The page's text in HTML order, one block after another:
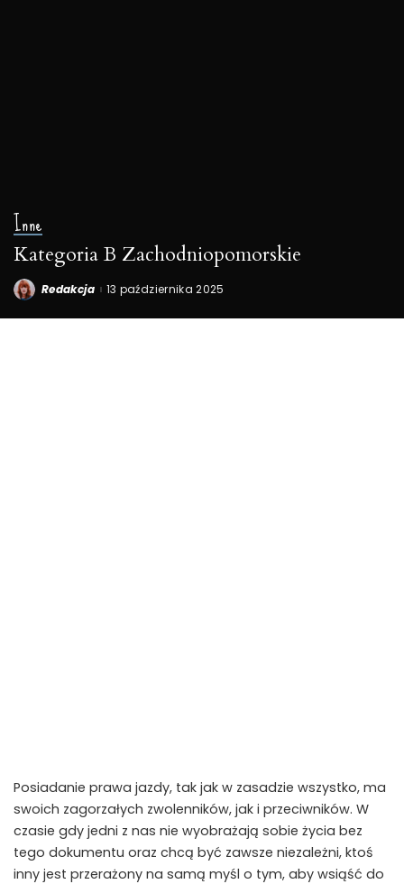
Inne
Kategoria B Zachodniopomorskie
Posted
Redakcja 13 października 2025
Posiadanie prawa jazdy, tak jak w zasadzie wszystko, ma
swoich zagorzałych zwolenników, jak i przeciwników. W
czasie gdy jedni z nas nie wyobrażają sobie życia bez
tego dokumentu oraz chcą być zawsze niezależni, ktoś
inny jest przerażony na samą myśl o tym, aby wsiąść do